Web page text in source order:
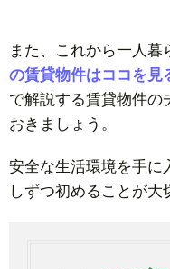
また、これから一人暮
の賃貸物件はココを見
で解説する賃貸物件の
おきましょう。
安全な生活環境を手に
しずつ初めることが大